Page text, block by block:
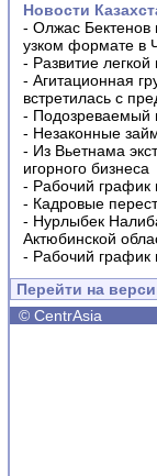
Новости
- Олжас Бектенов
узком формате в
- Развитие
- Агитационная
встретилась с
- Подозреваемый
- Незаконные
- Из Вьетнама
игорного бизнеса
- Рабочий график
- Кадровые
- Нурлыбек
Актюбинской
- Рабочий график
Перейти на
© CentrAsia